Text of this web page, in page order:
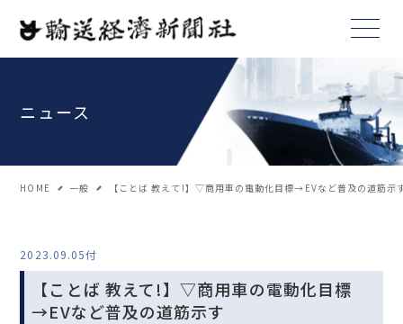
ニュース
HOME 一般 【ことば 教えて!】▽商用車の電動化目標→EVなど普及の道筋示
2023.09.05付
【ことば 教えて!】▽商用車の電動化目標
→EVなど普及の道筋示す